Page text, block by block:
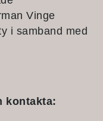
Vinge
i samband med
kontakta: